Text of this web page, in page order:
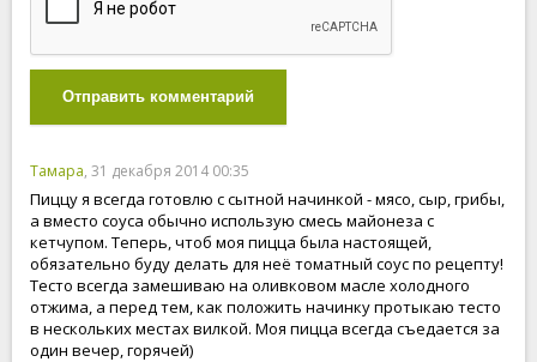
Отправить комментарий
Тамара, 31 декабря 2014 00:35
Пиццу я всегда готовлю с сытной начинкой - мясо, сыр, грибы,
а вместо соуса обычно использую смесь майонеза с
кетчупом. Теперь, чтоб моя пицца была настоящей,
обязательно буду делать для неё томатный соус по рецепту!
Тесто всегда замешиваю на оливковом масле холодного
отжима, а перед тем, как положить начинку протыкаю тесто
в нескольких местах вилкой. Моя пицца всегда съедается за
один вечер, горячей)